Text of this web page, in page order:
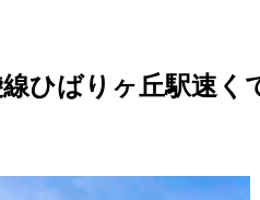
ひばりヶ丘駅速く